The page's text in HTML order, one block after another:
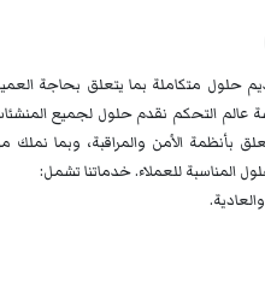
حلول متكاملة بما يتعلق بحاجة
عالم التحكم نقدم حلول لجميع
بأنظمة الأمن والمراقبة، وبما نملك
المناسبة للعملاء. خدماتنا تشمل: